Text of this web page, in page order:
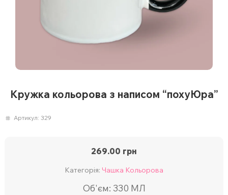
Кружка кольорова з написом “похуЮра”
Артикул: 329
269.00 грн
Категорія: Чашка Кольорова
Об'єм: 330 МЛ